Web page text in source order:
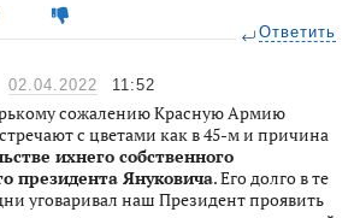
Ответить
02.04.2022 11:52
сожалению Красную Армию
с цветами как в 45-м и причина
ихнего собственного
президента Януковича. Его долго в те
уговаривал наш Президент проявить